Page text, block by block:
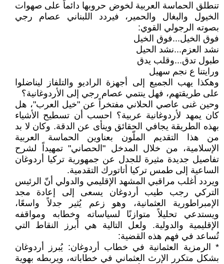
تنطلق الحماسة العربية لخوض حروبها دائماً على صهوات
الخيول والبغال والحمير، فيردد اللبناني عصام رجي
بصوته الرجولي القوي:
فوق الخيل...فوق الخيل
نشد العزم...نشد الحيل
طبول تدق...وقلب يدق
ورايتنا ع نجم سهيل
وهكذا يهب الجميع إلى أجهزة الراديو والتلفاز ليناضلوا
على طريقتهم، فهل ينتمي عصام رجي إلى الأردوغانية؟
وحين غنى عاصي الحلاني مفتخراً عن "خيل العرب"، هل
كان يمهد لأردوغانية عربية؟ احسب أن تسطيح الأشياء
بهذه الطريقة يجافي الحقائق وينأى عن الدقة. وكان لا بد
من هذا التقديم الملّون بعناوين الحماسة العربية
الإسلامية، من خلال المدخل "الحصاني" تمهيداً لشرح
تفاصيل جديدة مثيرة للجدل عن جمهورية تركيا أردوغان
الساعية إلى طمس تركيا أتاتورك التقدمية.
ويردد أغلب مراقبي المشهد الإقليمي والدولي أنّ الرئيس
التركي رجب طيب أردوغان يسعى إلى إعادة مجد
الإمبراطورية العثمانية، وهو زعم يُثير جدلاً واسعًا،
ويستدعي تحليلاً متوازنًا لسياساته وخطابه ومواقفه
الإقليمية والدولية. ولعل التالية هي أبرز النقاط التي
تُساعد في فهم هذه القضية:
* الرمزية العثمانية في خطاب أردوغان: يُبرز أردوغان
بشكل متكرر الإرث العثماني في خطاباته، ويربطه بهوية